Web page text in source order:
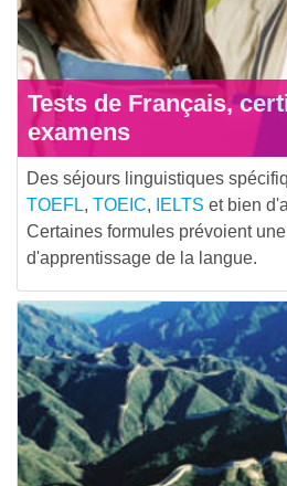
Tests de Français,
examens
Des séjours linguistiques
TOEFL, TOEIC, IELTS et bien
Certaines formules prévoient
d'apprentissage de la langue.